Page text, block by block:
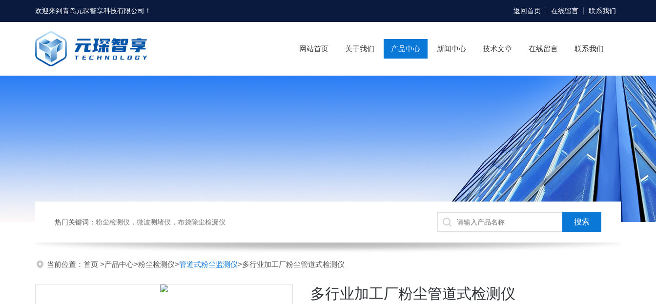
欢迎来到青岛元琛智享科技有限公司 ！ 返回首页 在线留言 联系我们
网站首页 关于我们 产品中心 新闻中心 技术文章 在线留言 联系我们
热门关键词： 粉尘检测仪，微波测堵仪，布袋除尘检漏仪
当前位置： 首页 >产品中心>粉尘检测仪>管道式粉尘监测仪>多行业加工厂粉尘管道式检测仪
多行业加工厂粉尘管道式检测仪